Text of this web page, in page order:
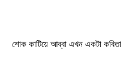
Praesent euismod ac
শোক কাটিয়ে আব্বা এখন একটা কবিতা